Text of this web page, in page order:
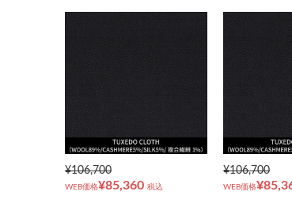
¥106,700
WEB価格¥85,360 税込
¥106,700
WEB価格